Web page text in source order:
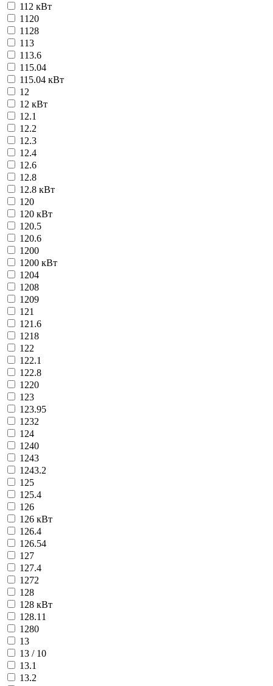
112 кВт
1120
1128
113
113.6
115.04
115.04 кВт
12
12 кВт
12.1
12.2
12.3
12.4
12.6
12.8
12.8 кВт
120
120 кВт
120.5
120.6
1200
1200 кВт
1204
1208
1209
121
121.6
1218
122
122.1
122.8
1220
123
123.95
1232
124
1240
1243
1243.2
125
125.4
126
126 кВт
126.4
126.54
127
127.4
1272
128
128 кВт
128.11
1280
13
13 / 10
13.1
13.2